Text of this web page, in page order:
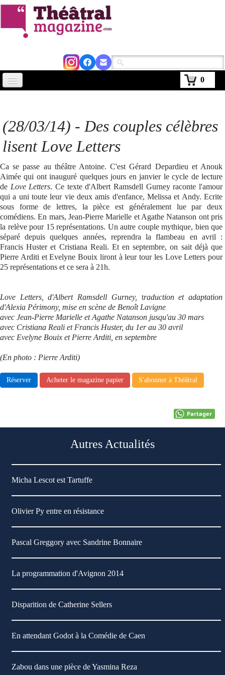
0
Agenda
Kiosque
Abonnement▼
Se connecter
(28/03/14) - Des couples célèbres
lisent Love Letters
Ca se passe au théâtre Antoine. C'est Gérard Depardieu et Anouk
Aimée qui ont inauguré quelques jours en janvier le cycle de lecture
de Love Letters. Ce texte d'Albert Ramsdell Gurney raconte l'amour
qui a uni toute leur vie deux amis d'enfance, Melissa et Andy. Ecrite
sous forme de lettres, la pièce est généralement lue par deux
comédiens. En mars, Jean-Pierre Marielle et Agathe Natanson ont pris
la relève pour 15 représentations. Un autre couple mythique, bien que
séparé depuis quelques années, reprendra la flambeau en avril :
Francis Huster et Cristiana Reali. Et en septembre, on sait déjà que
Pierre Arditi et Evelyne Bouix liront à leur tour les Love Letters pour
25 représentations et ce sera à 21h.
Love Letters, d'Albert Ramsdell Gurney, traduction et adaptation
d'Alexia Périmony, mise en scène de Benoît Lavigne
avec Jean-Pierre Marielle et Agathe Natanson jusqu'au 30 mars
avec Cristiana Reali et Francis Huster, du 1er au 30 avril
avec Evelyne Bouix et Pierre Arditi, en septembre
(En photo : Pierre Arditi)
Réserver Acheter le magazine papier S'abonner à Théâtral
Partager
Autres Actualités
Micha Lescot est Tartuffe
Olivier Py entre en résistance
Pascal Greggory avec Sandrine Bonnaire
La programmation d'Avignon 2014
Disparition de Catherine Sellers
En attendant Godot à la Comédie de Caen
Zabou dans une pièce de Yasmina Reza